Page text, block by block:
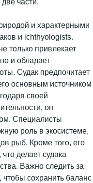
и характерными
и ichthyologists.
только привлекает
и обладает
Судак предпочитает
основным источником
своей
он
Специалисты
роль в экосистеме,
рыб. Кроме того, его
делает судака
Важно следить за
сохранить баланс